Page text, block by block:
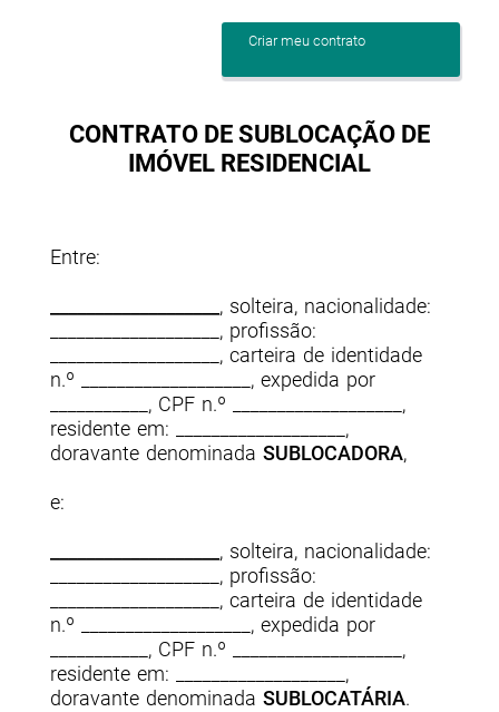
Criar meu contrato
CONTRATO DE SUBLOCAÇÃO DE
IMÓVEL RESIDENCIAL
Entre:
, solteira, nacionalidade:
___________________, profissão:
___________________, carteira de identidade
n.º ___________________, expedida por
___________, CPF n.º ___________________,
residente em: ___________________,
doravante denominada SUBLOCADORA,
e:
, solteira, nacionalidade:
___________________, profissão:
___________________, carteira de identidade
n.º ___________________, expedida por
___________, CPF n.º ___________________,
residente em: ___________________,
doravante denominada SUBLOCATÁRIA.